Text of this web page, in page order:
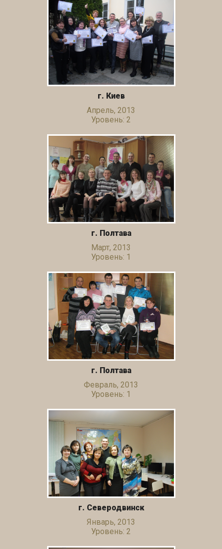
г. Киев
Апрель, 2013
Уровень: 2
г. Полтава
Март, 2013
Уровень: 1
г. Полтава
Февраль, 2013
Уровень: 1
г. Северодвинск
Январь, 2013
Уровень: 2